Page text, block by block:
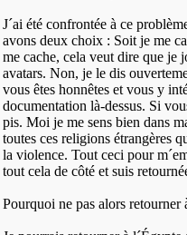
J´ai été confrontée à ce
avons deux choix : Soit je me
me cache, cela veut dire que je
avatars. Non, je le dis
vous êtes honnêtes et vous y
documentation là-dessus. Si
pis. Moi je me sens bien dans
toutes ces religions étrangères
la violence. Tout ceci pour
tout cela de côté et suis
Pourquoi ne pas alors retourner